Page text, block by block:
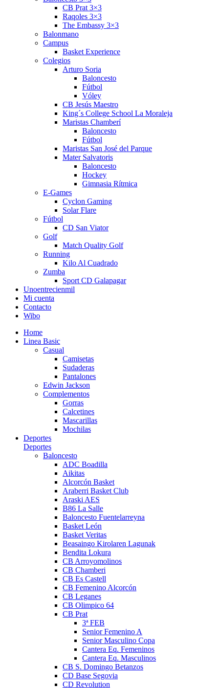
CB Prat 3×3
Raqoles 3×3
The Embassy 3×3
Balonmano
Campus
Basket Experience
Colegios
Arturo Soria
Baloncesto
Fútbol
Vóley
CB Jesús Maestro
King´s College School La Moraleja
Maristas Chamberí
Baloncesto
Fútbol
Maristas San José del Parque
Mater Salvatoris
Baloncesto
Hockey
Gimnasia Rítmica
E-Games
Cyclon Gaming
Solar Flare
Fútbol
CD San Viator
Golf
Match Quality Golf
Running
Kilo Al Cuadrado
Zumba
Sport CD Galapagar
Unoentrecienmil
Mi cuenta
Contacto
Wibo
Home
Linea Basic
Casual
Camisetas
Sudaderas
Pantalones
Edwin Jackson
Complementos
Gorras
Calcetines
Mascarillas
Mochilas
Deportes
Deportes
Baloncesto
ADC Boadilla
Aikitas
Alcorcón Basket
Araberri Basket Club
Araski AES
B86 La Salle
Baloncesto Fuentelarreyna
Basket León
Basket Veritas
Beasaingo Kirolaren Lagunak
Bendita Lokura
CB Arroyomolinos
CB Chamberi
CB Es Castell
CB Femenino Alcorcón
CB Leganes
CB Olimpico 64
CB Prat
3ª FEB
Senior Femenino A
Senior Masculino Copa
Cantera Eq. Femeninos
Cantera Eq. Masculinos
CB S. Domingo Betanzos
CD Base Segovia
CD Revolution